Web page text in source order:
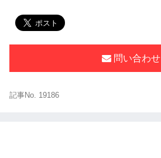
問い合わせ
記事No. 19186